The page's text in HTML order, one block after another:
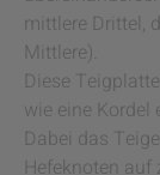
mittlere Drittel,
Mittlere).
Diese
wie eine Kordel
Dabei das
Hefeknoten